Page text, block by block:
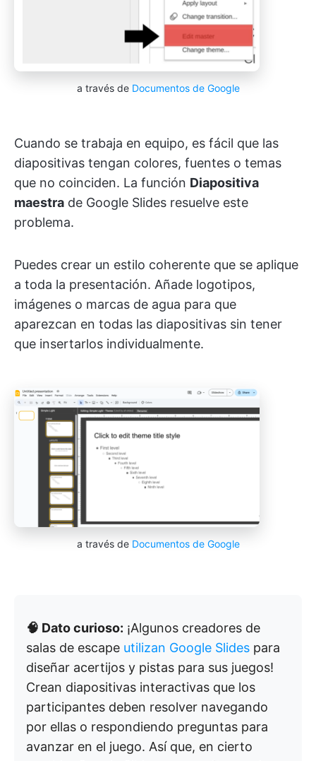
a través de Documentos de Google
Cuando se trabaja en equipo, es fácil que las
diapositivas tengan colores, fuentes o temas
que no coinciden. La función Diapositiva
maestra de Google Slides resuelve este
problema.
Puedes crear un estilo coherente que se aplique
a toda la presentación. Añade logotipos,
imágenes o marcas de agua para que
aparezcan en todas las diapositivas sin tener
que insertarlos individualmente.
a través de Documentos de Google
🧠 Dato curioso: ¡Algunos creadores de
salas de escape utilizan Google Slides para
diseñar acertijos y pistas para sus juegos!
Crean diapositivas interactivas que los
participantes deben resolver navegando
por ellas o respondiendo preguntas para
avanzar en el juego. Así que, en cierto